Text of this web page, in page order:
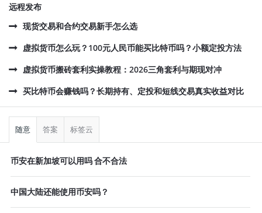
远程发布
现货交易和合约交易新手怎么选
虚拟货币怎么玩？100元人民币能买比特币吗？小额定投方法
虚拟货币搬砖套利实操教程：2026三角套利与期现对冲
买比特币会赚钱吗？长期持有、定投和短线交易真实收益对比
侧
随意 答案 标签云
币安在新加坡可以用吗 合不合法
中国大陆还能使用币安吗？